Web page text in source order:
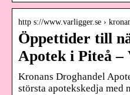
http s://www.varligger.se ›
Öppettider till
Apotek i Piteå –
Kronans Droghandel
största apotekskedja med